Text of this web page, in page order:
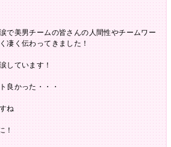
で美男チームの皆さんの人間性やチームワー
凄く伝わってきました！
しています！
良かった・・・
ね
！